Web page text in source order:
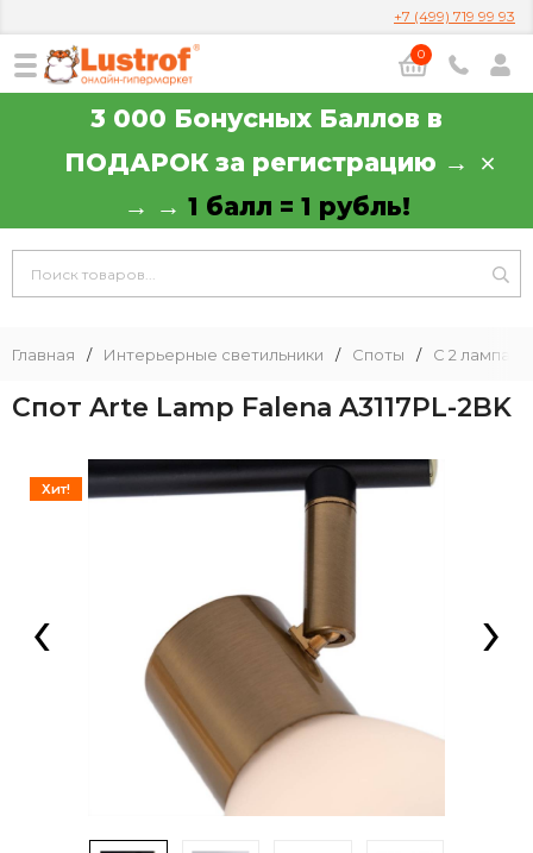
+7 (499) 719 99 93
0
3 000 Бонусных Баллов в
ПОДАРОК за регистрацию →
→ → 1 балл = 1 рубль!
Главная / Интерьерные светильники / Споты / С 2 лампами
Спот Arte Lamp Falena A3117PL-2BK
Хит!
‹ ›